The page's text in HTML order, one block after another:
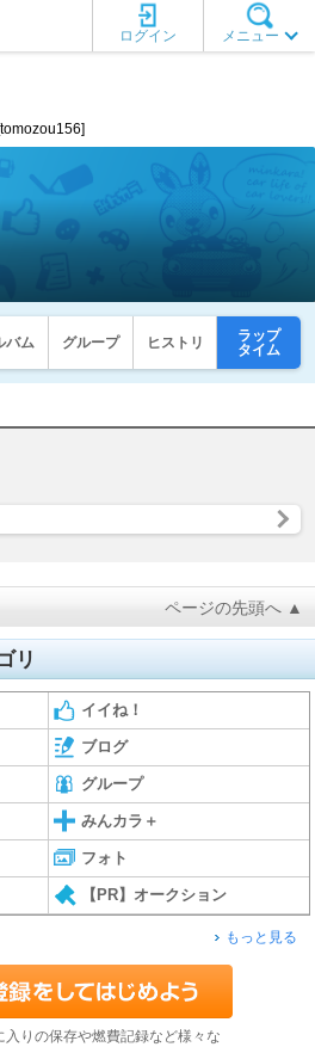
メニュー
ログイン
バム グループ ヒストリ
ラップ
タイム
ページの先頭へ ▲
リ
イイね！
ブログ
グループ
みんカラ＋
フォト
【PR】オークション
もっと見る
入りの保存や燃費記録など様々な